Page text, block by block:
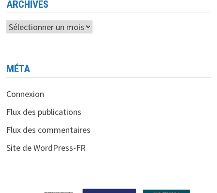
ARCHIVES
Archives
MÉTA
Connexion
Flux des publications
Flux des commentaires
Site de WordPress-FR